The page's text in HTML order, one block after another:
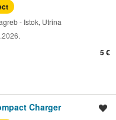
- Istok, Utrina
5 €
Charger